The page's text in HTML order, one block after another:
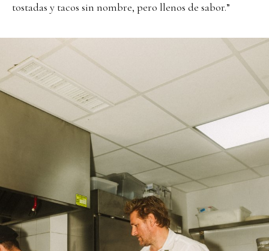
tostadas y tacos sin nombre, pero llenos de sabor.”